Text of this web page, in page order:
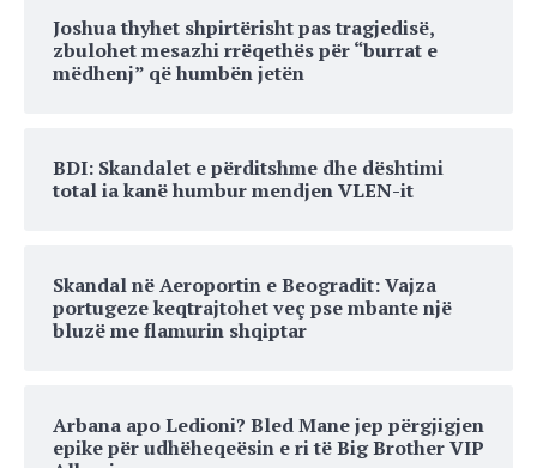
Joshua thyhet shpirtërisht pas tragjedisë,
zbulohet mesazhi rrëqethës për “burrat e
mëdhenj” që humbën jetën
BDI: Skandalet e përditshme dhe dështimi
total ia kanë humbur mendjen VLEN-it
Skandal në Aeroportin e Beogradit: Vajza
portugeze keqtrajtohet veç pse mbante një
bluzë me flamurin shqiptar
Arbana apo Ledioni? Bled Mane jep përgjigjen
epike për udhëheqeësin e ri të Big Brother VIP